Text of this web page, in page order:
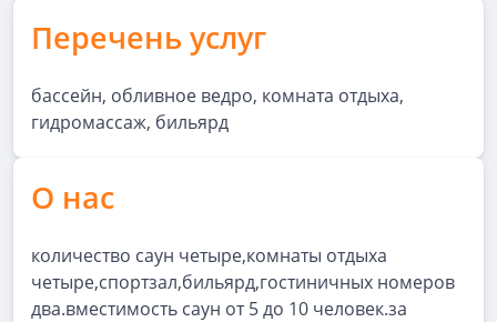
Перечень услуг
бассейн, обливное ведро, комната отдыха,
гидромассаж, бильярд
О нас
количество саун четыре,комнаты отдыха
четыре,спортзал,бильярд,гостиничных номеров
два.вместимость саун от 5 до 10 человек.за